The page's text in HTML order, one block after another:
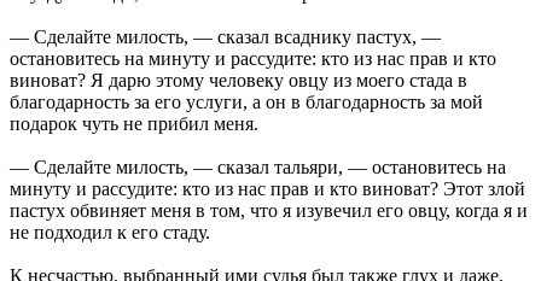
— Сделайте милость, — сказал всаднику пастух, —
остановитесь на минуту и рассудите: кто из нас прав и кто
виноват? Я дарю этому человеку овцу из моего стада в
благодарность за его услуги, а он в благодарность за мой
подарок чуть не прибил меня.
— Сделайте милость, — сказал тальяри, — остановитесь на
минуту и рассудите: кто из нас прав и кто виноват? Этот злой
пастух обвиняет меня в том, что я изувечил его овцу, когда я и
не подходил к его стаду.
К несчастью, выбранный ими судья был также глух и даже,